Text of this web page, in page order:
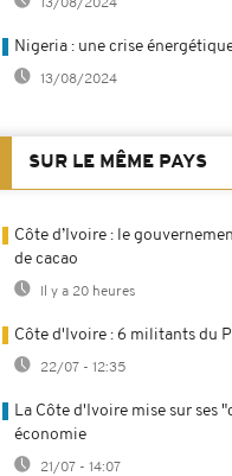
13/08/2024
Nigeria : une crise
13/08/2024
SUR LE MÊME PAYS
Côte d’Ivoire : le
de cacao
Il y a 20 heures
Côte d'Ivoire : 6 militants du
22/07 - 12:35
La Côte d'Ivoire mise sur ses
économie
21/07 - 14:07